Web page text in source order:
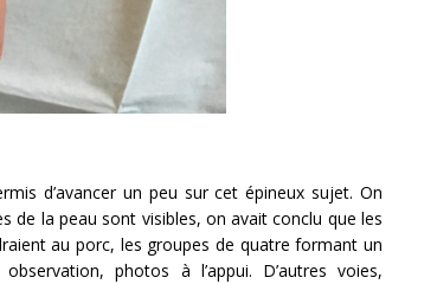
d’avancer un peu sur cet épineux sujet. On
de la peau sont visibles, on avait conclu que les
au porc, les groupes de quatre formant un
photos à l’appui. D’autres voies,